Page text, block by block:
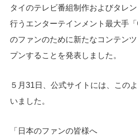
タイのテレビ番組制作およびタレ
行うエンターテインメント最大手
のファンのために新たなコンテン
プンすることを発表しました。
５月31日、公式サイトには、この
いました。
「日本のファンの皆様へ